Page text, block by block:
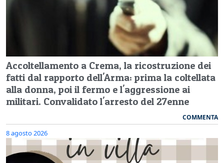
Accoltellamento a Crema, la ricostruzione dei
fatti dal rapporto dell'Arma: prima la coltellata
alla donna, poi il fermo e l'aggressione ai
militari. Convalidato l'arresto del 27enne
COMMENTA
8 agosto 2026